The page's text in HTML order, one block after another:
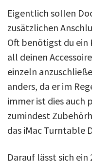
Eigentlich sollen
zusätzlichen
Oft benötigst du ein
all deinen
einzeln
anders, da er im
immer ist dies auch
zumindest
das iMac Turntable
Darauf lässt sich